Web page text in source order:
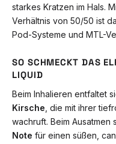
starkes Kratzen im Hals.
Verhältnis von 50/50 ist
Pod-Systeme und MTL-
SO SCHMECKT DAS
LIQUID
Beim Inhalieren entfaltet
Kirsche , die mit ihrer
wachruft. Beim Ausatmen
Note für einen süßen,